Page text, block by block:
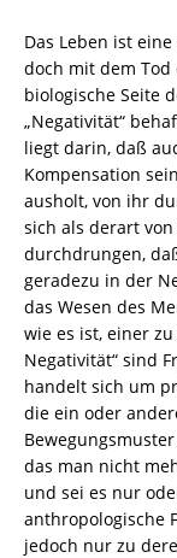
604260-
7
Menge
Das Leben ist
doch mit dem Tod
biologische Seite
„Negativität“
liegt darin, daß
Kompensation
ausholt, von ihr
sich als derart
durchdrungen,
geradezu in der
das Wesen des
wie es ist, einer
Negativität“ sind
handelt sich um
die ein oder
das man nicht
und sei es nur
anthropologische
jedoch nur zu